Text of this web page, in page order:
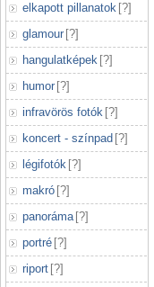
elkapott pillanatok [?]
glamour [?]
hangulatképek [?]
humor [?]
infravörös fotók [?]
koncert - színpad [?]
légifotók [?]
makró [?]
panoráma [?]
portré [?]
riport [?]